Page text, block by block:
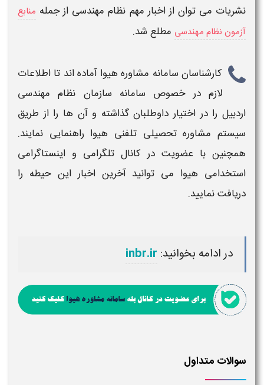
نشریات می توان از اخبار مهم نظام مهندسی از جمله منابع
آزمون نظام مهندسی مطلع شد.
کارشناسان سامانه مشاوره هیواآماده اند تا اطلاعات
لازم در خصوص سامانه سازمان نظام مهندسی
اردبیل را در اختیار داوطلبان گذاشته و آن ها را از طریق
سیستم مشاوره تحصیلی تلفنی هیوا راهنمایی نمایند.
همچنین با عضویت در کانال تلگرامی و اینستاگرامی
استخدامی هیوا می توانید آخرین اخبار این حیطه را
دریافت نمایید.
در ادامه بخوانید: inbr.ir
سوالات متداول